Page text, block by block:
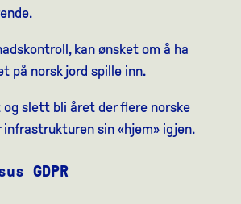
kan ønsket om å ha
på norsk jord spille inn.
slett bli året der flere norske
sin «hjem» igjen.
GDPR